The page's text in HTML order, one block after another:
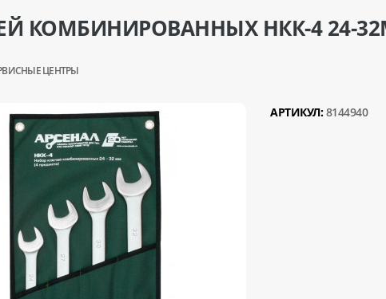
КОМБИНИРОВАННЫХ НКК-4 24-
ЦЕНТРЫ
АРТИКУЛ: 8144940